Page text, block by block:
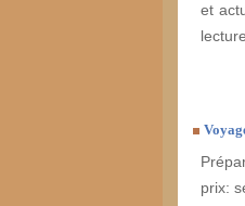
et
prix: